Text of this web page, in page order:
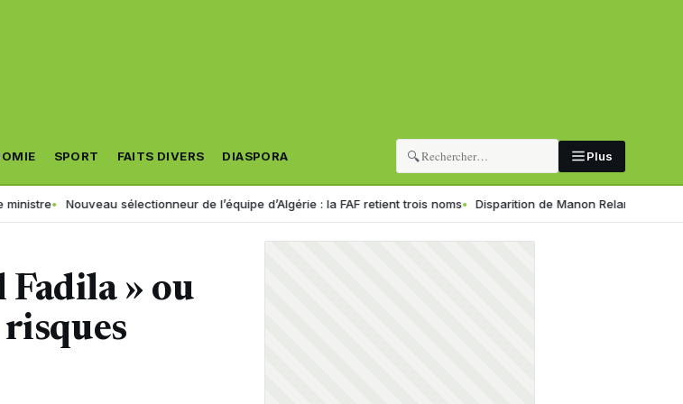
SPORT FAITS DIVERS DIASPORA 🔍 Plus
Nouveau sélectionneur de l’équipe d’Algérie : la FAF retient trois noms Disparition de Manon Relandeau : sa mère
Fadila » ou